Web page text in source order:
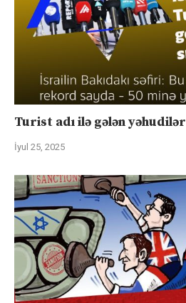
Turist adı ilə gələn yəhudilər
İyul 25, 2025